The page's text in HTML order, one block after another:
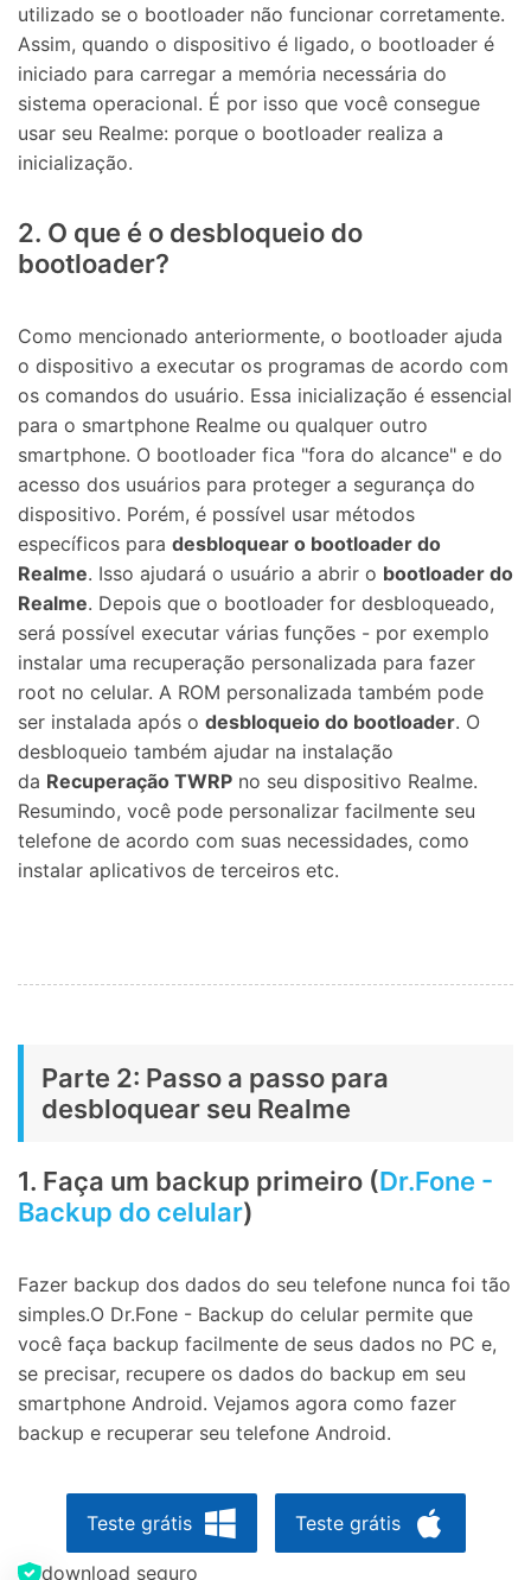
utilizado se o bootloader não funcionar corretamente.
Assim, quando o dispositivo é ligado, o bootloader é
iniciado para carregar a memória necessária do
sistema operacional. É por isso que você consegue
usar seu Realme: porque o bootloader realiza a
inicialização.
2. O que é o desbloqueio do
bootloader?
Como mencionado anteriormente, o bootloader ajuda
o dispositivo a executar os programas de acordo com
os comandos do usuário. Essa inicialização é essencial
para o smartphone Realme ou qualquer outro
smartphone. O bootloader fica "fora do alcance" e do
acesso dos usuários para proteger a segurança do
dispositivo. Porém, é possível usar métodos
específicos ​​para desbloquear o bootloader do
Realme. Isso ajudará o usuário a abrir o bootloader do
Realme. Depois que o bootloader for desbloqueado,
será possível executar várias funções - por exemplo
instalar uma recuperação personalizada para fazer
root no celular. A ROM personalizada também pode
ser instalada após o desbloqueio do bootloader. O
desbloqueio também ajudar na instalação
da Recuperação TWRP no seu dispositivo Realme.
Resumindo, você pode personalizar facilmente seu
telefone de acordo com suas necessidades, como
instalar aplicativos de terceiros etc.
Parte 2: Passo a passo para
desbloquear seu Realme
1. Faça um backup primeiro (Dr.Fone -
Backup do celular)
Fazer backup dos dados do seu telefone nunca foi tão
simples.O Dr.Fone - Backup do celular permite que
você faça backup facilmente de seus dados no PC e,
se precisar, recupere os dados do backup em seu
smartphone Android. Vejamos agora como fazer
backup e recuperar seu telefone Android.
Teste grátis Teste grátis
download seguro